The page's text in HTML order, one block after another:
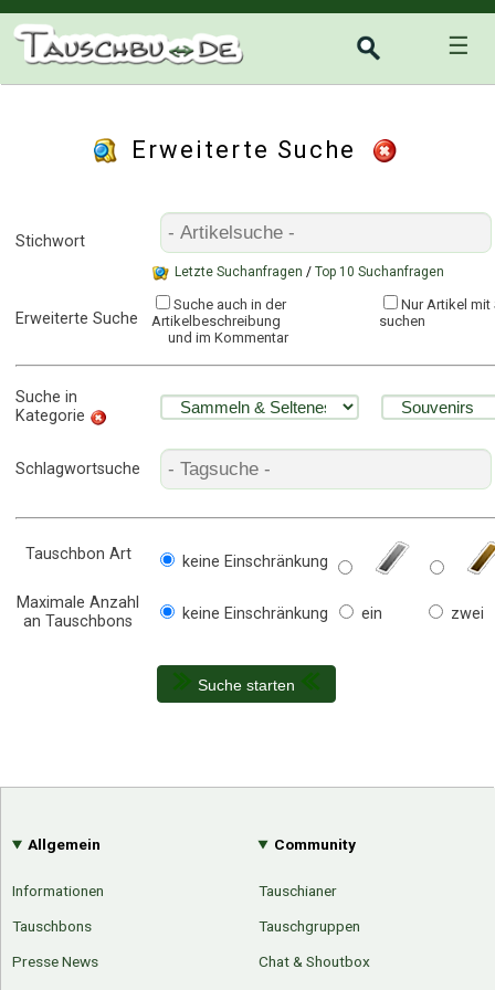
☰
Erweiterte Suche
Stichwort
Letzte Suchanfragen / Top 10 Suchanfragen
Erweiterte Suche
Suche auch in der
Artikelbeschreibung
und im Kommentar
Nur Artikel
suchen
Suche in
Kategorie
Schlagwortsuche
Tauschbon Art keine Einschränkung
Maximale Anzahl
an Tauschbons
keine Einschränkung ein zwei
Suche starten
Allgemein
Informationen
Tauschbons
Presse News
Community
Tauschianer
Tauschgruppen
Chat & Shoutbox